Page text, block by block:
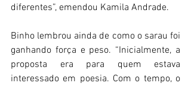
diferentes”, emendou Kamila Andrade.
Binho lembrou ainda de como o sarau foi
ganhando força e peso. “Inicialmente, a
proposta era para quem estava
interessado em poesia. Com o tempo, o